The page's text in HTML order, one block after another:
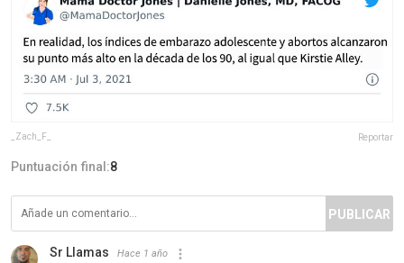
_Zach_F_ Reportar
Puntuación final:8
PUBLICAR
Sr Llamas Hace 1 año